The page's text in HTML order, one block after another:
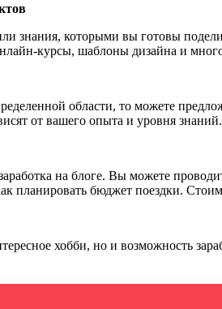
знания, которыми вы готовы
курсы, шаблоны дизайна и
области, то можете
от вашего опыта и уровня знаний.
на блоге. Вы можете
планировать бюджет поездки.
хобби, но и возможность